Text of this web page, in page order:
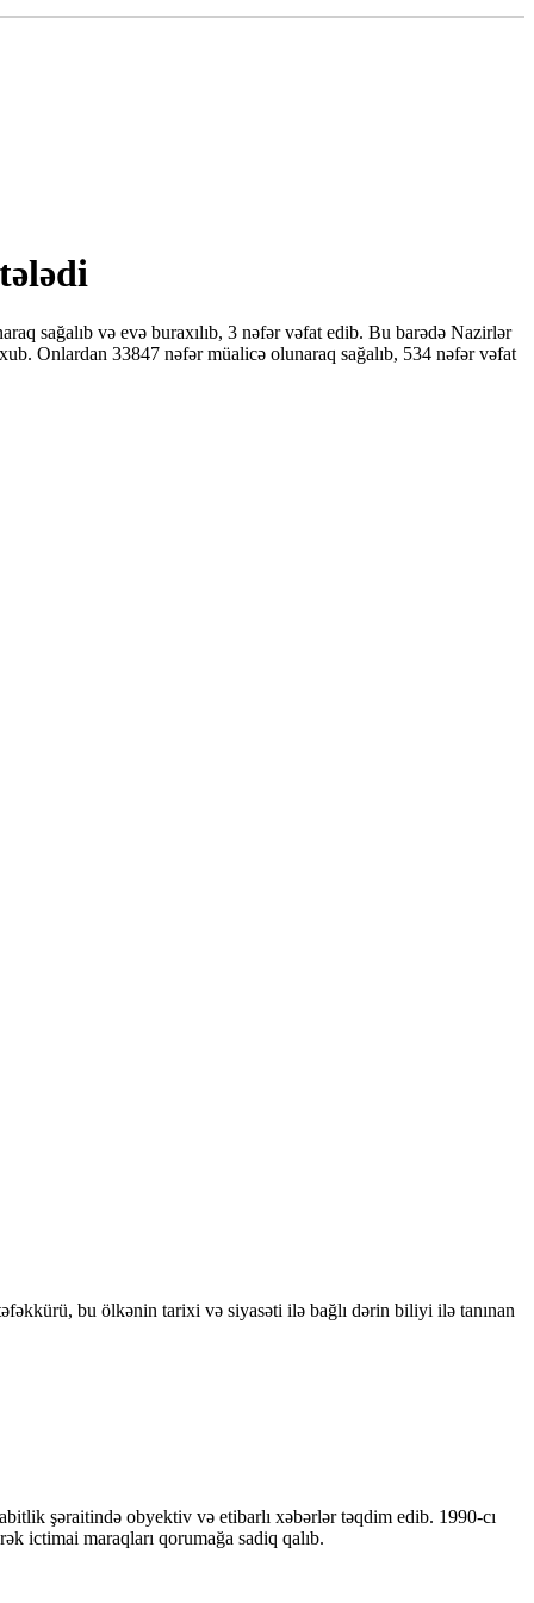
sağalıb və evə buraxılıb, 3 nəfər vəfat edib. Bu barədə Nazirlər
Onlardan 33847 nəfər müalicə olunaraq sağalıb, 534 nəfər vəfat
bu ölkənin tarixi və siyasəti ilə bağlı dərin biliyi ilə tanınan
şəraitində obyektiv və etibarlı xəbərlər təqdim edib. 1990-cı
ictimai maraqları qorumağa sadiq qalıb.